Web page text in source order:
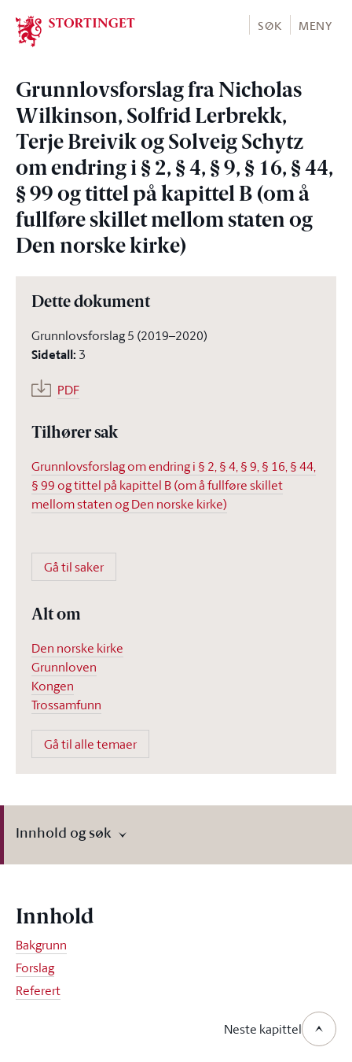
Stortinget.no
SØK MENY
Grunnlovsforslag fra Nicholas
Wilkinson, Solfrid Lerbrekk,
Terje Breivik og Solveig Schytz
om endring i § 2, § 4, § 9, § 16, § 44,
§ 99 og tittel på kapittel B (om å
fullføre skillet mellom staten og
Den norske kirke)
Dette dokument
Grunnlovsforslag 5 (2019–2020)
Sidetall: 3
PDF
Tilhører sak
Grunnlovsforslag om endring i § 2, § 4, § 9, § 16, § 44,
§ 99 og tittel på kapittel B (om å fullføre skillet
mellom staten og Den norske kirke)
Gå til saker
Alt om
Den norske kirke
Grunnloven
Kongen
Trossamfunn
Gå til alle temaer
Innhold og søk
Innhold
Bakgrunn
Forslag
Referert
Neste kapittel